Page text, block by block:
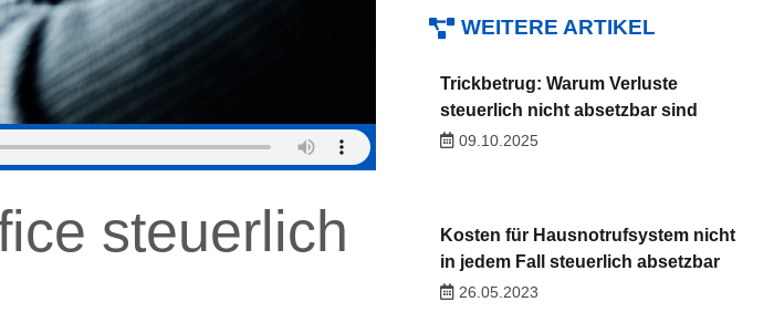
steuerlich
WEITERE ARTIKEL
Trickbetrug: Warum Verluste
steuerlich nicht absetzbar sind
09.10.2025
Kosten für Hausnotrufsystem nicht
in jedem Fall steuerlich absetzbar
26.05.2023